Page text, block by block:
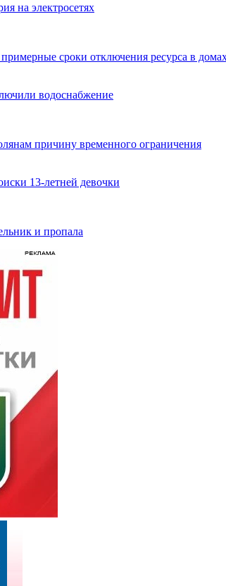
на электросетях
сроки отключения ресурса в
водоснабжение
причину временного ограничения
13-летней девочки
и пропала